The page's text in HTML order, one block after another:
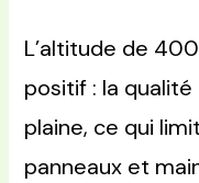
L’altitude de
positif : la qualité
plaine, ce qui
panneaux et